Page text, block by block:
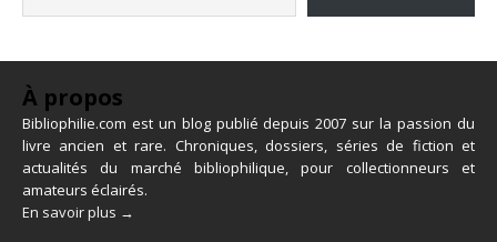
À propos
Bibliophilie.com est un blog publié depuis 2007 sur la passion du
livre ancien et rare. Chroniques, dossiers, séries de fiction et
actualités du marché bibliophilique, pour collectionneurs et
amateurs éclairés.
En savoir plus →